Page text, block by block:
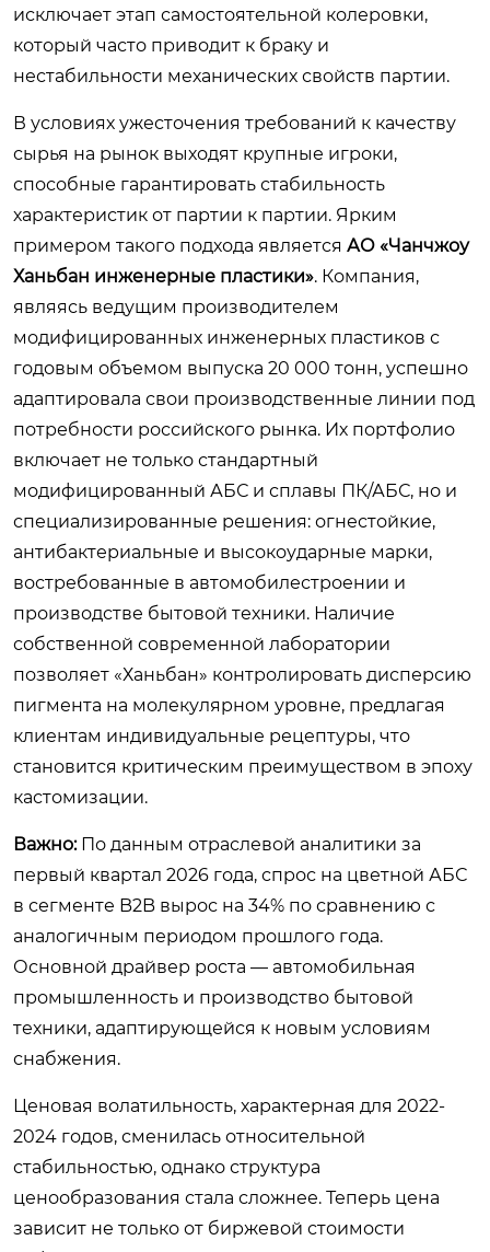
исключает этап самостоятельной колеровки,
который часто приводит к браку и
нестабильности механических свойств партии.
В условиях ужесточения требований к качеству
сырья на рынок выходят крупные игроки,
способные гарантировать стабильность
характеристик от партии к партии. Ярким
примером такого подхода является АО «Чанчжоу
Ханьбан инженерные пластики». Компания,
являясь ведущим производителем
модифицированных инженерных пластиков с
годовым объемом выпуска 20 000 тонн, успешно
адаптировала свои производственные линии под
потребности российского рынка. Их портфолио
включает не только стандартный
модифицированный АБС и сплавы ПК/АБС, но и
специализированные решения: огнестойкие,
антибактериальные и высокоударные марки,
востребованные в автомобилестроении и
производстве бытовой техники. Наличие
собственной современной лаборатории
позволяет «Ханьбан» контролировать дисперсию
пигмента на молекулярном уровне, предлагая
клиентам индивидуальные рецептуры, что
становится критическим преимуществом в эпоху
кастомизации.
Важно:По данным отраслевой аналитики за
первый квартал 2026 года, спрос на цветной АБС
в сегменте B2B вырос на 34% по сравнению с
аналогичным периодом прошлого года.
Основной драйвер роста — автомобильная
промышленность и производство бытовой
техники, адаптирующейся к новым условиям
снабжения.
Ценовая волатильность, характерная для 2022-
2024 годов, сменилась относительной
стабильностью, однако структура
ценообразования стала сложнее. Теперь цена
зависит не только от биржевой стоимости